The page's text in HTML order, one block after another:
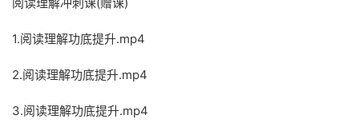
1.阅读理解功底提升.mp4
2.阅读理解功底提升.mp4
3.阅读理解功底提升.mp4